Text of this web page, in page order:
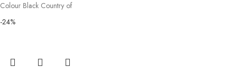
Colour Black Country of
-24%